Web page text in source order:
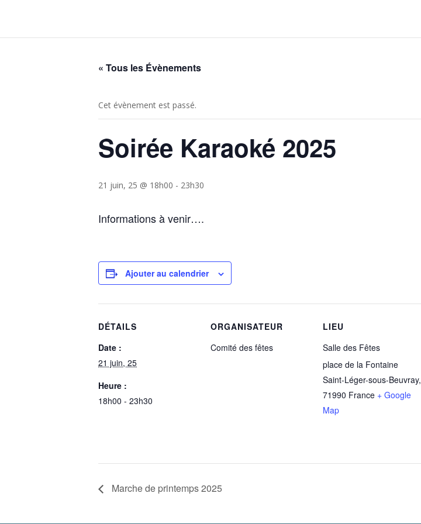
« Tous les Évènements
Cet évènement est passé.
Soirée Karaoké 2025
21 juin, 25 @ 18h00 - 23h30
Informations à venir….
Ajouter au calendrier
DÉTAILS
Date :
21 juin, 25
Heure :
18h00 - 23h30
ORGANISATEUR
Comité des fêtes
LIEU
Salle des Fêtes
place de la Fontaine
Saint-Léger-sous-Beuvray,
71990 France + Google
Map
Marche de printemps 2025